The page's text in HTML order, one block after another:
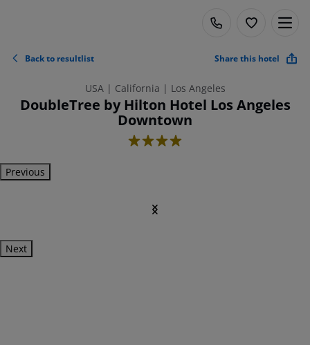
Back to resultlist Share this hotel
USA | California | Los Angeles
DoubleTree by Hilton Hotel Los Angeles
Downtown
4
Previous
Next